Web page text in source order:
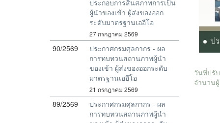
ประกอบการสิ้นสภาพการเป็น
ผู้นำของเข้า ผู้ส่งของออก
ระดับมาตรฐานเออีโอ
27 กรกฎาคม 2569
90/2569
ประกาศกรมศุลกากร - ผล
การทบทวนสถานภาพผู้นำ
ของเข้า ผู้ส่งของออกระดับ
มาตรฐานเออีโอ
21 กรกฎาคม 2569
89/2569
ประกาศกรมศุลกากร - ผล
การทบทวนสถานภาพผู้นำ
วันที่ปรั
จำนวน